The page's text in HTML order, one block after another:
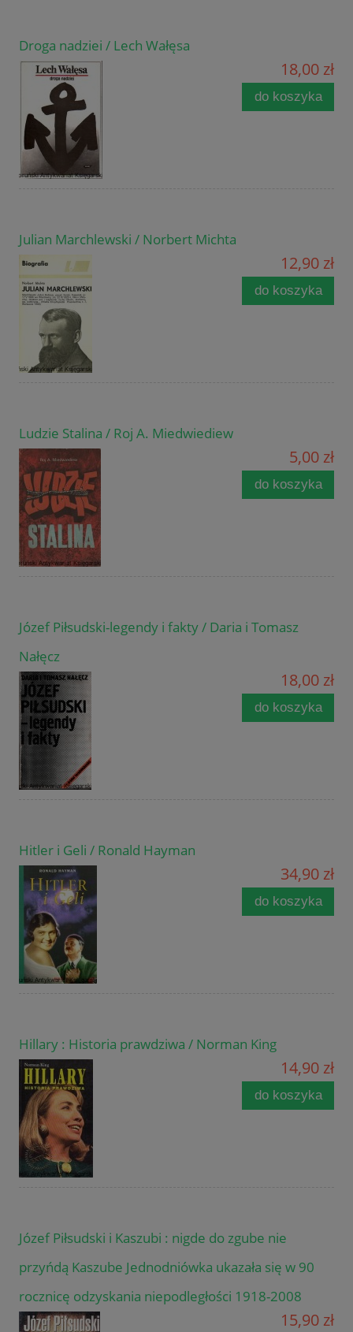
Droga nadziei / Lech Wałęsa
18,00 zł
do koszyka
Julian Marchlewski / Norbert Michta
12,90 zł
do koszyka
Ludzie Stalina / Roj A. Miedwiediew
5,00 zł
do koszyka
Józef Piłsudski-legendy i fakty / Daria i Tomasz
Nałęcz
18,00 zł
do koszyka
Hitler i Geli / Ronald Hayman
34,90 zł
do koszyka
Hillary : Historia prawdziwa / Norman King
14,90 zł
do koszyka
Józef Piłsudski i Kaszubi : nigde do zgube nie
przyńdą Kaszube Jednodniówka ukazała się w 90
rocznicę odzyskania niepodległości 1918-2008
15,90 zł